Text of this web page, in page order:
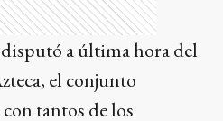
a última hora del
el conjunto
tantos de los